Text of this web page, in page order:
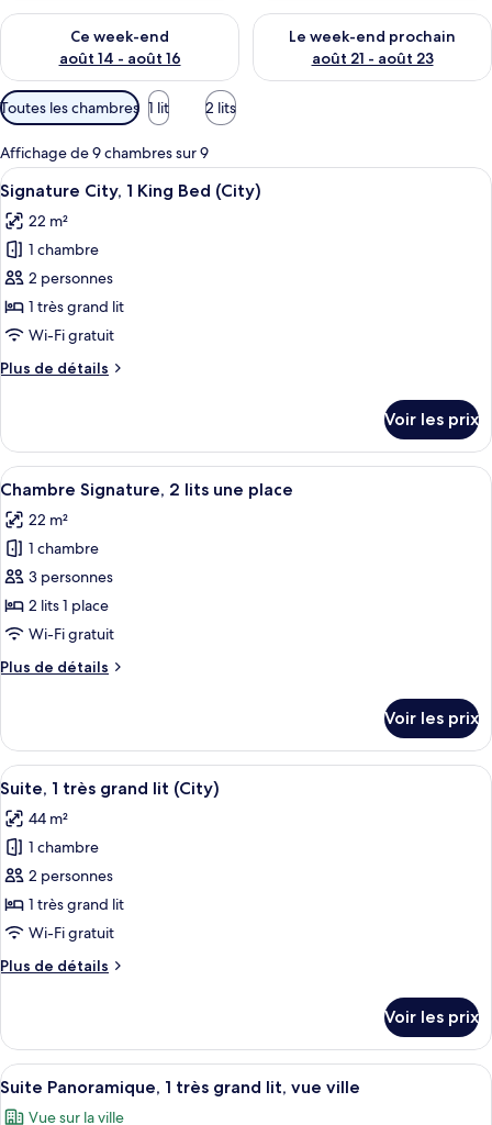
Ce week-end
août 14 - août 16
Vérifier la disponibilité pour ce week-end août 14 - août 16
Le week-end prochain
août 21 - août 23
Vérifier la disponibilité pour
Filtres
disponibles
pour
les
chambres
Toutes les chambres 1 lit 2 lits
Affichage de 9 chambres sur 9
Afficher
toutes
les
photos
pour
ce
type
chambre :
King
Bed
(City)
Une chambre d’hôtel avec un
5
Signature City, 1 King Bed (City)
22 m²
1 chambre
2 personnes
1 très grand lit
Wi-Fi gratuit
Plus de détails
Plus
le
type
de
Signature
City,
King
Bed
(City)
Voir les prix
Afficher
toutes
les
photos
pour
ce
type
chambre :
2
lits
une
place
Articles de toilette écologiques,
6
Chambre Signature, 2 lits une place
22 m²
1 chambre
3 personnes
2 lits 1 place
Wi-Fi gratuit
Plus de détails
Plus
le
type
de
Chambre
Signature,
lits
une
place
Voir les prix
Afficher
toutes
les
photos
pour
ce
type
chambre :
très
grand
lit
Suite, 1 très grand lit (City) | Literie
10
Suite, 1 très grand lit (City)
44 m²
1 chambre
2 personnes
1 très grand lit
Wi-Fi gratuit
Plus de détails
Plus
le
type
de
Voir les prix
Afficher
toutes
Suite Panoramique, 1 très grand lit,
7
Suite Panoramique, 1 très grand lit, vue ville
Vue sur la ville